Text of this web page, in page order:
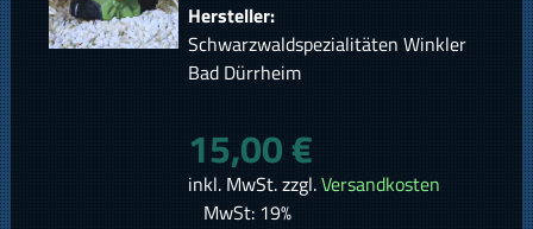
Hersteller:
Schwarzwaldspezialitäten Winkler
Bad Dürrheim
15,00 €
inkl. MwSt. zzgl.Versandkosten
MwSt: 19%